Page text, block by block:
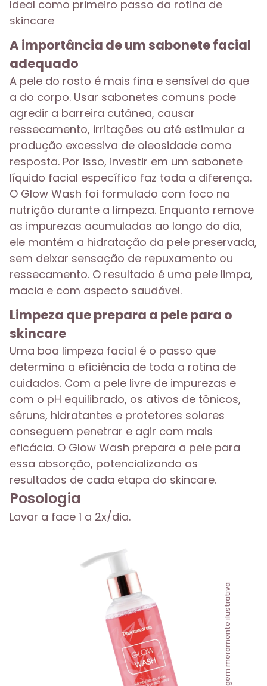
Ideal como primeiro passo da rotina de
skincare
A importância de um sabonete facial
adequado
A pele do rosto é mais fina e sensível do que
a do corpo. Usar sabonetes comuns pode
agredir a barreira cutânea, causar
ressecamento, irritações ou até estimular a
produção excessiva de oleosidade como
resposta. Por isso, investir em um sabonete
líquido facial específico faz toda a diferença.
O Glow Wash foi formulado com foco na
nutrição durante a limpeza. Enquanto remove
as impurezas acumuladas ao longo do dia,
ele mantém a hidratação da pele preservada,
sem deixar sensação de repuxamento ou
ressecamento. O resultado é uma pele limpa,
macia e com aspecto saudável.
Limpeza que prepara a pele para o
skincare
Uma boa limpeza facial é o passo que
determina a eficiência de toda a rotina de
cuidados. Com a pele livre de impurezas e
com o pH equilibrado, os ativos de tônicos,
séruns, hidratantes e protetores solares
conseguem penetrar e agir com mais
eficácia. O Glow Wash prepara a pele para
essa absorção, potencializando os
resultados de cada etapa do skincare.
Posologia
Lavar a face 1 a 2x/dia.
Imagem meramente ilustrativa